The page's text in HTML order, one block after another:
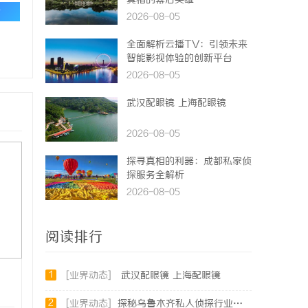
2026-08-05
全面解析云播TV：引领未来
智能影视体验的创新平台
2026-08-05
武汉配眼镜 上海配眼镜
2026-08-05
探寻真相的利器：成都私家侦
探服务全解析
2026-08-05
阅读排行
1 [业界动态] 武汉配眼镜 上海配眼镜
2 [业界动态] 探秘乌鲁木齐私人侦探行业的发展与服务优势